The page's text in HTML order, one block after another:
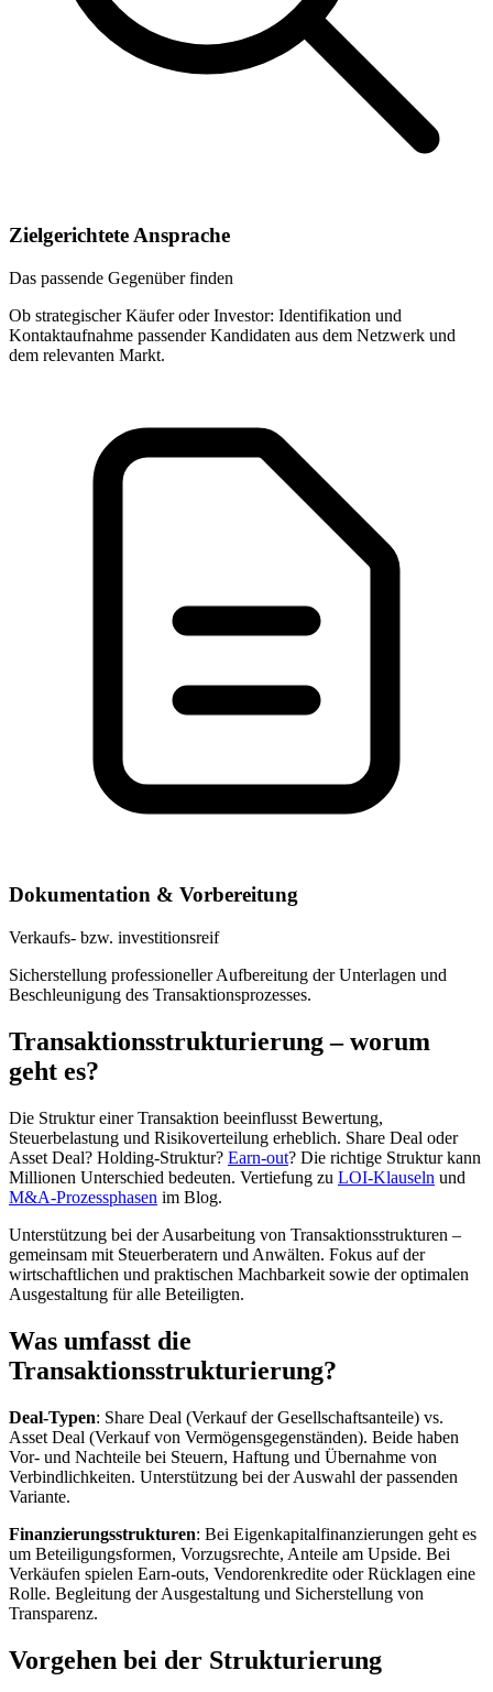
Zielgerichtete Ansprache
Das passende Gegenüber finden
Ob strategischer Käufer oder Investor: Identifikation und
Kontaktaufnahme passender Kandidaten aus dem Netzwerk und
dem relevanten Markt.
Dokumentation & Vorbereitung
Verkaufs- bzw. investitionsreif
Sicherstellung professioneller Aufbereitung der Unterlagen und
Beschleunigung des Transaktionsprozesses.
Transaktionsstrukturierung – worum
geht es?
Die Struktur einer Transaktion beeinflusst Bewertung,
Steuerbelastung und Risikoverteilung erheblich. Share Deal oder
Asset Deal? Holding-Struktur? Earn-out? Die richtige Struktur kann
Millionen Unterschied bedeuten. Vertiefung zu LOI-Klauseln und
M&A-Prozessphasen im Blog.
Unterstützung bei der Ausarbeitung von Transaktionsstrukturen –
gemeinsam mit Steuerberatern und Anwälten. Fokus auf der
wirtschaftlichen und praktischen Machbarkeit sowie der optimalen
Ausgestaltung für alle Beteiligten.
Was umfasst die
Transaktionsstrukturierung?
Deal-Typen: Share Deal (Verkauf der Gesellschaftsanteile) vs.
Asset Deal (Verkauf von Vermögensgegenständen). Beide haben
Vor- und Nachteile bei Steuern, Haftung und Übernahme von
Verbindlichkeiten. Unterstützung bei der Auswahl der passenden
Variante.
Finanzierungsstrukturen: Bei Eigenkapitalfinanzierungen geht es
um Beteiligungsformen, Vorzugsrechte, Anteile am Upside. Bei
Verkäufen spielen Earn-outs, Vendorenkredite oder Rücklagen eine
Rolle. Begleitung der Ausgestaltung und Sicherstellung von
Transparenz.
Vorgehen bei der Strukturierung